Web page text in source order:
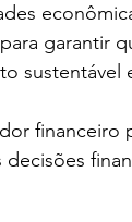
garantir
financeiro